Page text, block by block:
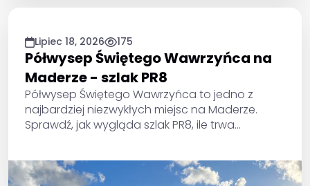
Lipiec 18, 2026 175
Półwysep Świętego Wawrzyńca na
Maderze - szlak PR8
Półwysep Świętego Wawrzyńca to jedno z
najbardziej niezwykłych miejsc na Maderze.
Sprawdź, jak wygląda szlak PR8, ile trwa